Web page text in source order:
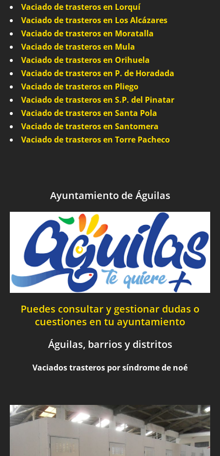
Vaciado de trasteros en Lorquí
Vaciado de trasteros en Los Alcázares
Vaciado de trasteros en Moratalla
Vaciado de trasteros en Mula
Vaciado de trasteros en Orihuela
Vaciado de trasteros en P. de Horadada
Vaciado de trasteros en Pliego
Vaciado de trasteros en S.P. del Pinatar
Vaciado de trasteros en Santa Pola
Vaciado de trasteros en Santomera
Vaciado de trasteros en Torre Pacheco
Ayuntamiento de Águilas
Puedes consultar y gestionar dudas o
cuestiones en tu ayuntamiento
Águilas, barrios y distritos
Vaciados trasteros por síndrome de noé